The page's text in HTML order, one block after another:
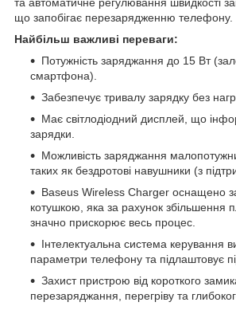
та автоматичне регулювання швидкості
що запобігає перезарядженню телефону.
Найбільш важливі переваги:
Потужність заряджання до 15 Вт
смартфона).
Забезпечує тривалу зарядку без
Має світлодіодний дисплей, що
зарядки.
Можливість заряджання
таких як бездротові навушники (з
Baseus Wireless Charger оснащено
котушкою, яка за рахунок збільшення
значно прискорює весь процес.
Інтелектуальна система керування
параметри телефону та підлаштовує
Захист пристрою від короткого
перезаряджання, перегріву та